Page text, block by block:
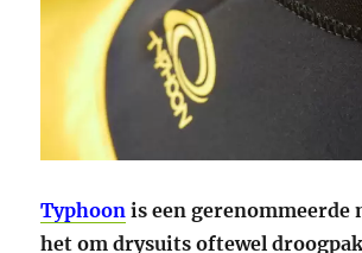
Typhoon is een gerenommeerde
het om drysuits oftewel